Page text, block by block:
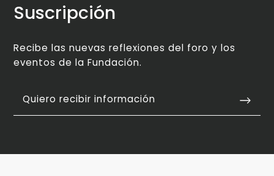
Suscripción
Recibe las nuevas reflexiones del foro y los
eventos de la Fundación.
Quiero recibir información